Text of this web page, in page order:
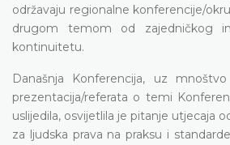
održavaju regionalne konferencije/
drugom temom od zajedničkog
kontinuitetu.
Današnja Konferencija, uz
prezentacija/referata o temi
uslijedila, osvijetlila je pitanje utjecaja
za ljudska prava na praksu i